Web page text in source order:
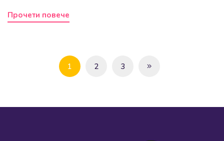
Прочети повече
1 2 3